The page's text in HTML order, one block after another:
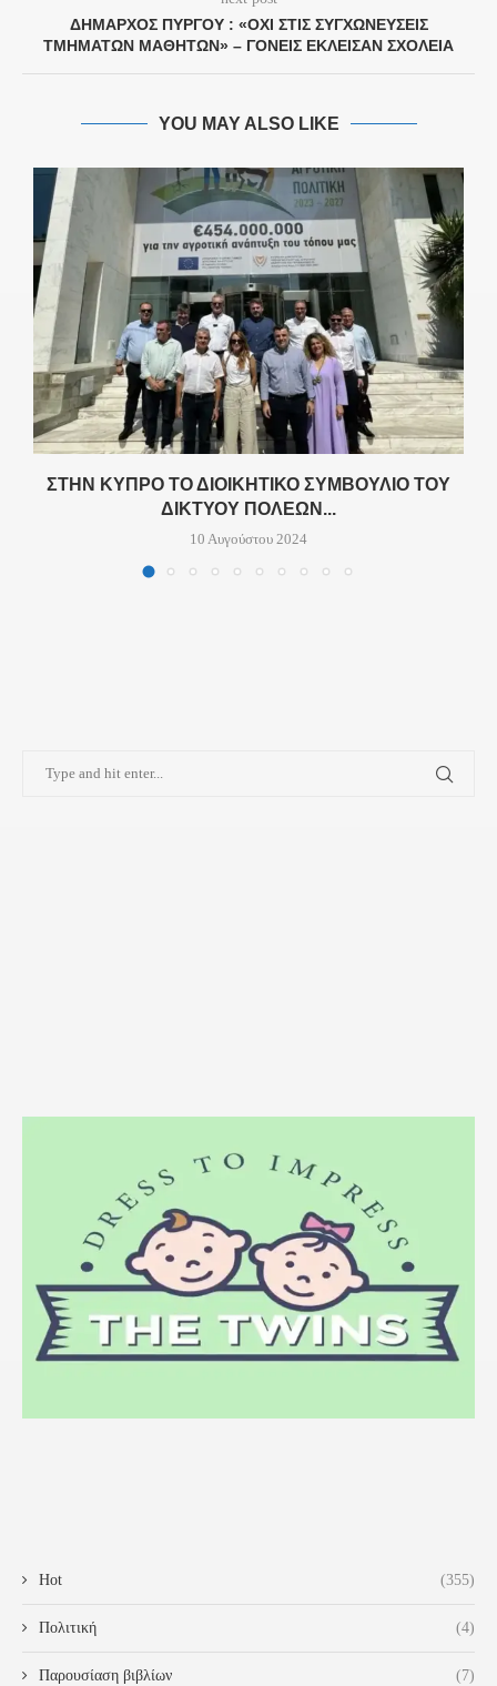
ΔΉΜΑΡΧΟΣ ΠΎΡΓΟΥ : «ΌΧΙ ΣΤΙΣ ΣΥΓΧΩΝΕΎΣΕΙΣ
ΤΜΗΜΆΤΩΝ ΜΑΘΗΤΏΝ» – ΓΟΝΕΊΣ ΈΚΛΕΙΣΑΝ ΣΧΟΛΕΊΑ
YOU MAY ALSO LIKE
ΣΤΗΝ ΚΎΠΡΟ ΤΟ ΔΙΟΙΚΗΤΙΚΌ ΣΥΜΒΟΎΛΙΟ ΤΟΥ
ΔΙΚΤΎΟΥ ΠΌΛΕΩΝ...
10 Αυγούστου 2024
Hot (355)
Πολιτική (4)
Παρουσίαση βιβλίων (7)